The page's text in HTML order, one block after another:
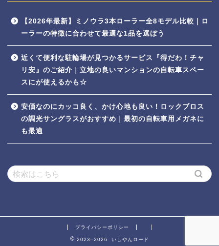
【2026年最新】ミノウラ3本ローラー全8モデル比較｜ロ
ーラーの特徴に合わせて最適な1品を選ぼう
近くて便利な駐輪場が見つかるサービス『得だわ！チャ
リ安』のご紹介｜立地の良いマンションの自転車スペー
スにが使えるかも☆
安価なのにカッコ良く、かけ心地も良い！ロックブロス
の調光サングラスがおすすめ｜最初の自転車用メガネに
も最適
プライバシーポリシー
2023–2026 いしやんロード